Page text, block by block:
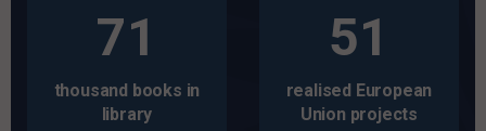
71
thousand books in
library
51
realised European
Union projects